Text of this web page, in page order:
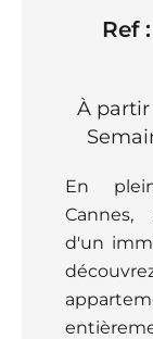
Ref
À
En
d'un